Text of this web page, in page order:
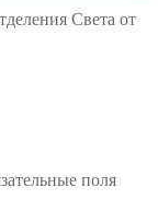
Света от
поля